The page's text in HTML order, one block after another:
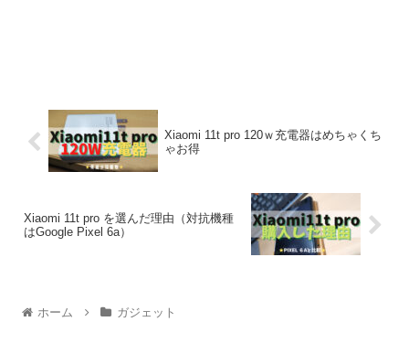
Xiaomi 11t pro 120ｗ充電器はめちゃくち
ゃお得
Xiaomi 11t pro を選んだ理由（対抗機種
はGoogle Pixel 6a）
ホーム ガジェット